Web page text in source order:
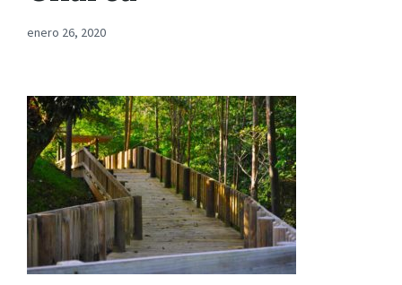
enero 26, 2020